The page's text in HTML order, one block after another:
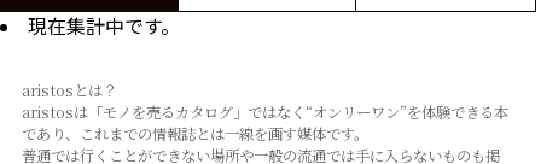
現在集計中です。
aristosとは？
aristosは「モノを売るカタログ」ではなく“オンリーワン”を体験できる本
であり、これまでの情報誌とは⼀線を画す媒体です。
普通では⾏くことができない場所や⼀般の流通では⼿に⼊らないものも掲